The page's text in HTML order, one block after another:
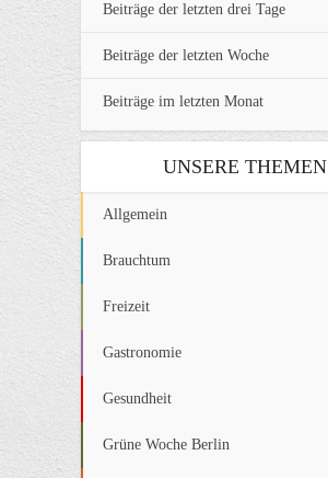
Beiträge der letzten drei Tage
Beiträge der letzten Woche
Beiträge im letzten Monat
UNSERE THEMEN
Allgemein
Brauchtum
Freizeit
Gastronomie
Gesundheit
Grüne Woche Berlin